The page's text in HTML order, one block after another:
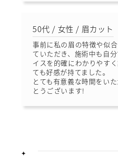
50代 / 女性 / 眉カット
事前に私の眉の特徴や似
ていただき、施術中も自
イスを的確にわかりやす
ても好感が持てました。
とても有意義な時間をい
とうございます!